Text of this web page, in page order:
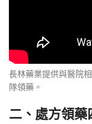
長林藥業提供與醫院
隊領藥。
二、處方領藥